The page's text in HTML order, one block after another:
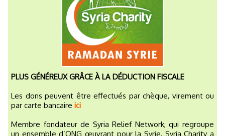
PLUS GÉNÉREUX GRÂCE À LA DÉDUCTION FISCALE
Les dons peuvent être effectués par chèque, virement ou
par carte bancaire ici
Membre fondateur de Syria Relief Network, qui regroupe
un ensemble d’ONG œuvrant pour la Syrie, Syria Charity a